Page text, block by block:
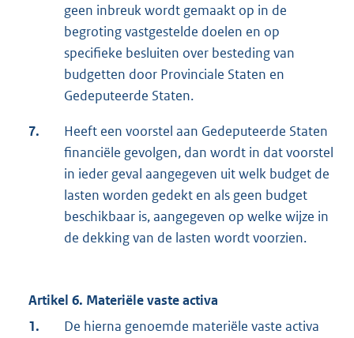
geen inbreuk wordt gemaakt op in de
begroting vastgestelde doelen en op
specifieke besluiten over besteding van
budgetten door Provinciale Staten en
Gedeputeerde Staten.
7.
Heeft een voorstel aan Gedeputeerde Staten
financiële gevolgen, dan wordt in dat voorstel
in ieder geval aangegeven uit welk budget de
lasten worden gedekt en als geen budget
beschikbaar is, aangegeven op welke wijze in
de dekking van de lasten wordt voorzien.
Artikel 6. Materiële vaste activa
1.
De hierna genoemde materiële vaste activa